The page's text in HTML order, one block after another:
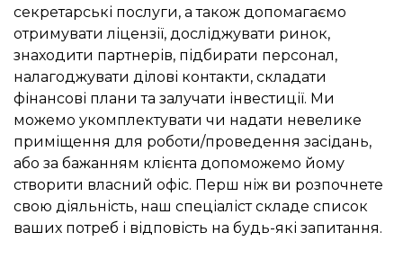
секретарські послуги, а також допомагаємо
отримувати ліцензії, досліджувати ринок,
знаходити партнерів, підбирати персонал,
налагоджувати ділові контакти, складати
фінансові плани та залучати інвестиції. Ми
можемо укомплектувати чи надати невелике
приміщення для роботи/проведення засідань,
або за бажанням клієнта допоможемо йому
створити власний офіс. Перш ніж ви розпочнете
свою діяльність, наш спеціаліст складе список
ваших потреб і відповість на будь-які запитання.